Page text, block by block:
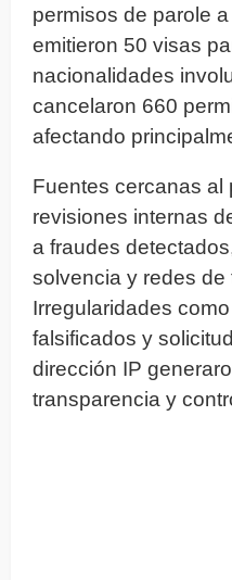
permisos de parole
emitieron 50 visas
nacionalidades
cancelaron 660
afectando
Fuentes cercanas al
revisiones internas
a fraudes
solvencia y redes de
Irregularidades
falsificados y
dirección IP
transparencia y